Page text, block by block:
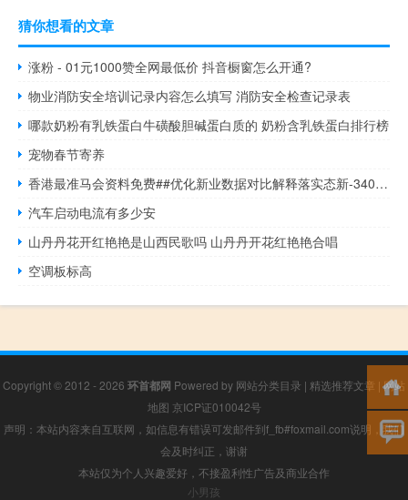
猜你想看的文章
涨粉 - 01元1000赞全网最低价 抖音橱窗怎么开通?
物业消防安全培训记录内容怎么填写 消防安全检查记录表
哪款奶粉有乳铁蛋白牛磺酸胆碱蛋白质的 奶粉含乳铁蛋白排行榜
宠物春节寄养
香港最准马会资料免费##优化新业数据对比解释落实态新-3407.PL.279
汽车启动电流有多少安
山丹丹花开红艳艳是山西民歌吗 山丹丹开花红艳艳合唱
空调板标高
Copyright © 2012 - 2026 环首都网 Powered by 网站分类目录 | 精选推荐文章 |网站
地图 京ICP证010042号
声明：本站内容来自互联网，如信息有错误可发邮件到f_fb#foxmail.com说明，我们
会及时纠正，谢谢
本站仅为个人兴趣爱好，不接盈利性广告及商业合作
小男孩